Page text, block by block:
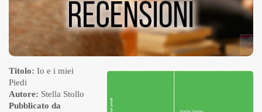
Titolo: Io e i miei
Piedi
Autore: Stella Stollo
Pubblicato da